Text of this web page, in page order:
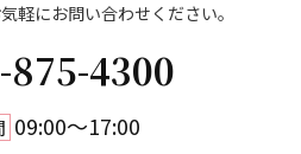
軽にお問い合わせください。
875-4300
09:00〜17:00